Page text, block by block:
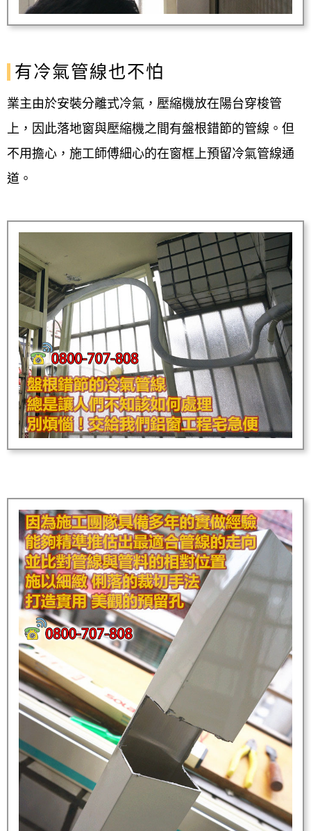
有冷氣管線也不怕
業主由於安裝分離式冷氣，壓縮機放在陽台穿梭管
上，因此落地窗與壓縮機之間有盤根錯節的管線。但
不用擔心，施工師傅細心的在窗框上預留冷氣管線通
道。